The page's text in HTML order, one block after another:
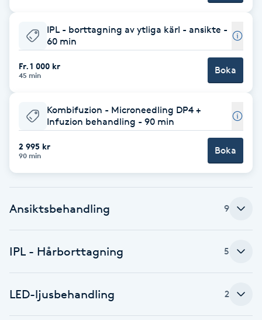
C
Celluliter
Coachning
Color correction
Damklippning
Diamantslipning
E
Enzympeeling
IPL - borttagning av ytliga kärl - ansikte -
60 min
Fr. 1 000 kr
45 min Boka
Kombifuzion - Microneedling DP4 +
Infuzion behandling - 90 min
2 995 kr
90 min Boka
Ansiktsbehandling 9
IPL - Hårborttagning 5
LED-ljusbehandling 2